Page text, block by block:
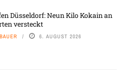
Düsseldorf: Neun Kilo Kokain an
versteckt
6. AUGUST 2026